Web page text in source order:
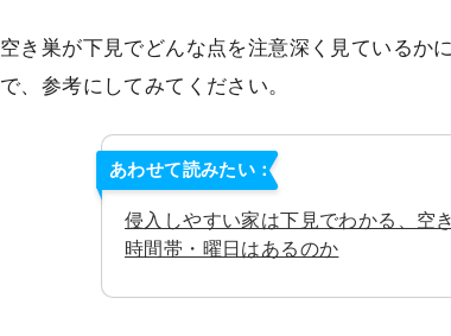
空き巣が下見でどんな点を注意深く見ているか
で、参考にしてみてください。
あわせて読みたい：
侵入しやすい家は下見でわかる、空
時間帯・曜日はあるのか